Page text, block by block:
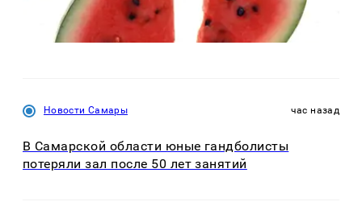
Новости Самары час назад
В Самарской области юные гандболисты
потеряли зал после 50 лет занятий